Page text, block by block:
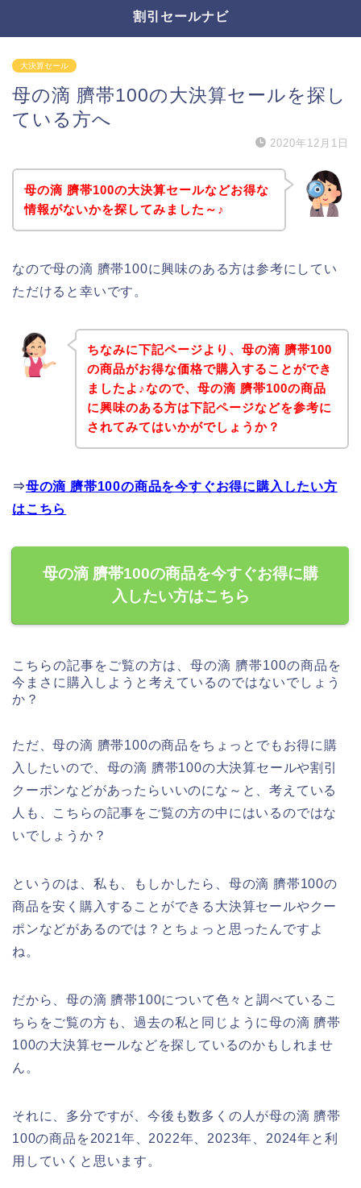
割引セールナビ
大決算セール
母の滴 臍帯100の大決算セールを探し
ている方へ
2020年12月1日
母の滴 臍帯100の大決算セールなどお得な
情報がないかを探してみました～♪
なので母の滴 臍帯100に興味のある方は参考にしてい
ただけると幸いです。
ちなみに下記ページより、母の滴 臍帯100
の商品がお得な価格で購入することができ
ましたよ♪なので、母の滴 臍帯100の商品
に興味のある方は下記ページなどを参考に
されてみてはいかがでしょうか？
⇒母の滴 臍帯100の商品を今すぐお得に購入したい方
はこちら
母の滴 臍帯100の商品を今すぐお得に購
入したい方はこちら
こちらの記事をご覧の方は、母の滴 臍帯100の商品を
今まさに購入しようと考えているのではないでしょう
か？
ただ、母の滴 臍帯100の商品をちょっとでもお得に購
入したいので、母の滴 臍帯100の大決算セールや割引
クーポンなどがあったらいいのにな～と、考えている
人も、こちらの記事をご覧の方の中にはいるのではな
いでしょうか？
というのは、私も、もしかしたら、母の滴 臍帯100の
商品を安く購入することができる大決算セールやクー
ポンなどがあるのでは？とちょっと思ったんですよ
ね。
だから、母の滴 臍帯100について色々と調べているこ
ちらをご覧の方も、過去の私と同じように母の滴 臍帯
100の大決算セールなどを探しているのかもしれませ
ん。
それに、多分ですが、今後も数多くの人が母の滴 臍帯
100の商品を2021年、2022年、2023年、2024年と利
用していくと思います。